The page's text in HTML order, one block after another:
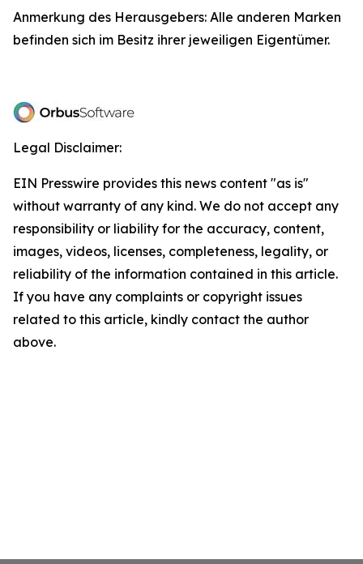
Anmerkung des Herausgebers: Alle anderen Marken
befinden sich im Besitz ihrer jeweiligen Eigentümer.
Legal Disclaimer:
EIN Presswire provides this news content "as is"
without warranty of any kind. We do not accept any
responsibility or liability for the accuracy, content,
images, videos, licenses, completeness, legality, or
reliability of the information contained in this article.
If you have any complaints or copyright issues
related to this article, kindly contact the author
above.